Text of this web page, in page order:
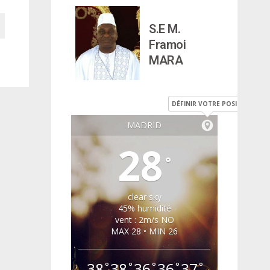
S.E M.
Framoi
MARA
MADRID
DÉFINIR VOTRE POSITION
28 °
clear sky
45% humidité
vent : 2m/s NO
MAX 28 • MIN 26
° ° ° ° °